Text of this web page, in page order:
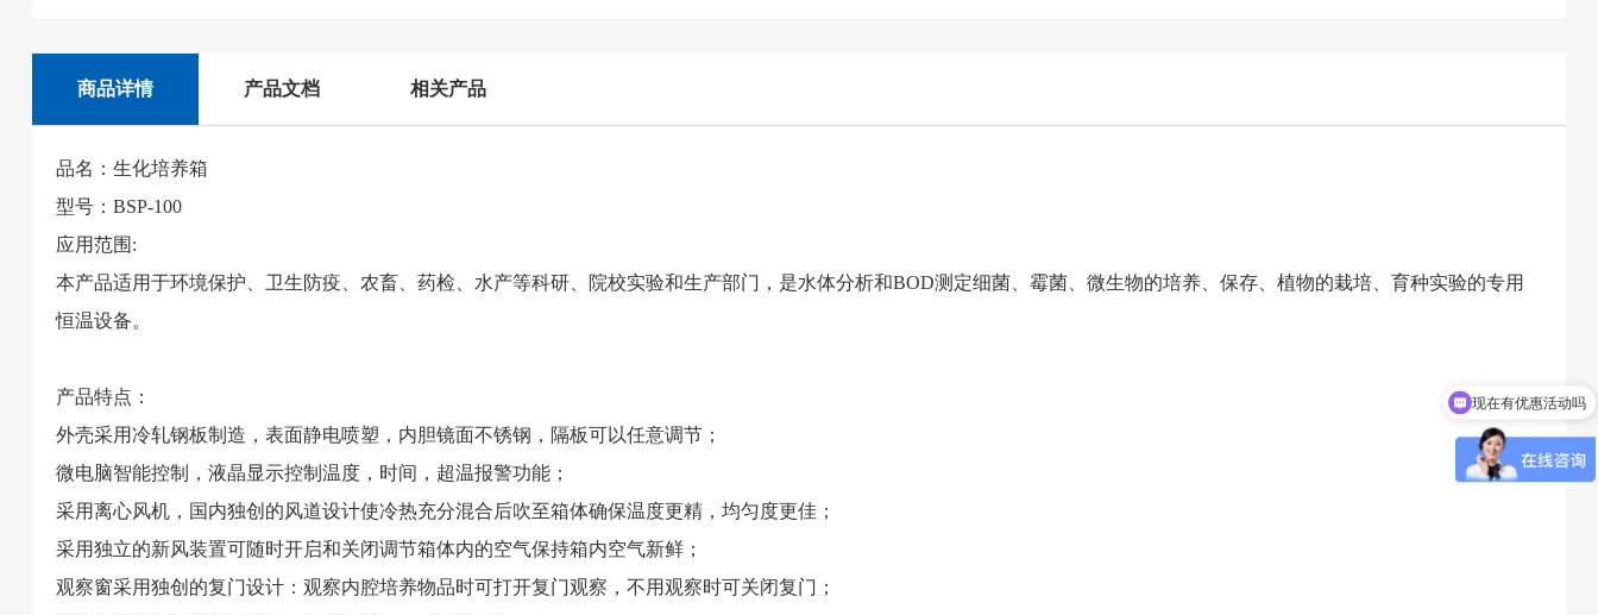
商品详情 产品文档 相关产品
品名：生化培养箱
型号：BSP-100
应用范围:
本产品适用于环境保护、卫生防疫、农畜、药检、水产等科研、院校实验和生产部门，是水体分析和BOD测定细菌、霉菌、微生物的培养、保存、植物的栽培、育种实验的专用
恒温设备。
产品特点：
外壳采用冷轧钢板制造，表面静电喷塑，内胆镜面不锈钢，隔板可以任意调节；
微电脑智能控制，液晶显示控制温度，时间，超温报警功能；
采用离心风机，国内独创的风道设计使冷热充分混合后吹至箱体确保温度更精，均匀度更佳；
采用独立的新风装置可随时开启和关闭调节箱体内的空气保持箱内空气新鲜；
观察窗采用独创的复门设计：观察内腔培养物品时可打开复门观察，不用观察时可关闭复门；
可以介绍下你们的产品么
现在有优惠活动吗